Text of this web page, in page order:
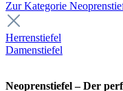
Zur Kategorie
Herrenstiefel
Damenstiefel
Neoprenstiefel – Der